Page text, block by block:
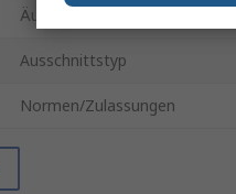
Äußere Höhe
Ausschnittstyp
Normen/Zulassungen